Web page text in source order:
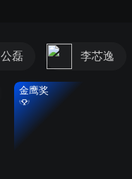
公磊 李芯逸
金鹰奖